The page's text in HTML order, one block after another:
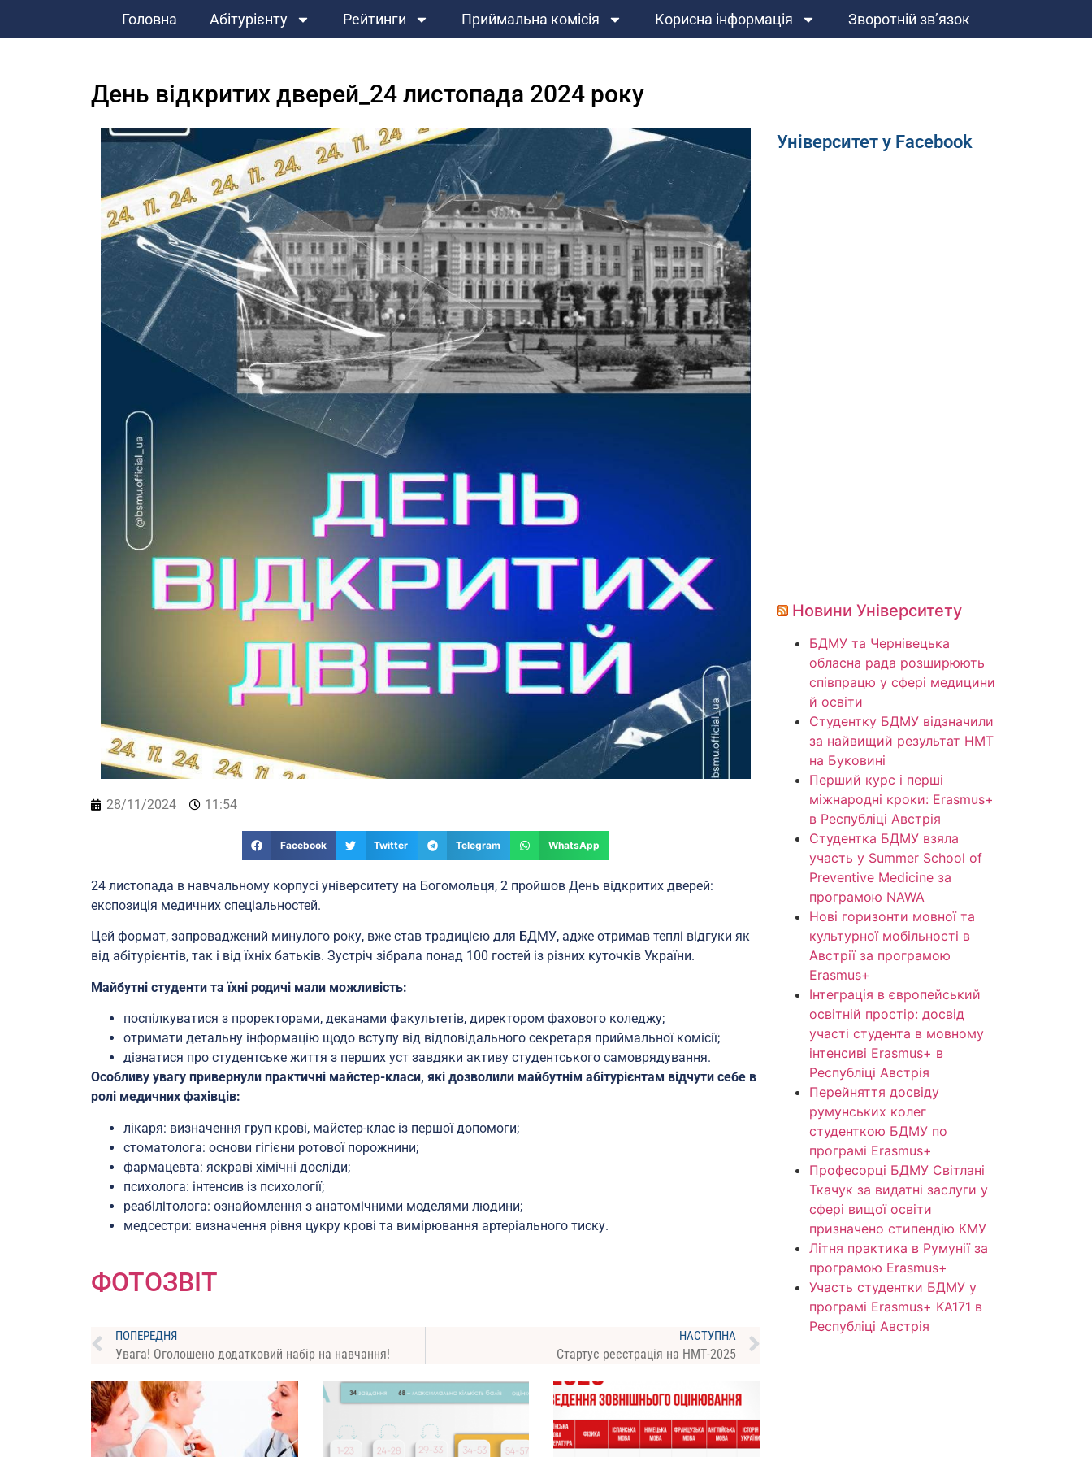
Головна Абітурієнту Рейтинги Приймальна комісія Корисна інформація Зворотній зв’язок
День відкритих дверей_24 листопада 2024 року
28/11/2024 11:54
Facebook Twitter Telegram WhatsApp
24 листопада в навчальному корпусі університету на Богомольця, 2 пройшов День відкритих дверей:
експозиція медичних спеціальностей.
Цей формат, запроваджений минулого року, вже став традицією для БДМУ, адже отримав теплі відгуки як
від абітурієнтів, так і від їхніх батьків. Зустріч зібрала понад 100 гостей із різних куточків України.
Майбутні студенти та їхні родичі мали можливість:
поспілкуватися з проректорами, деканами факультетів, директором фахового коледжу;
отримати детальну інформацію щодо вступу від відповідального секретаря приймальної комісії;
дізнатися про студентське життя з перших уст завдяки активу студентського самоврядування.
Особливу увагу привернули практичні майстер-класи, які дозволили майбутнім абітурієнтам відчути себе в
ролі медичних фахівців:
лікаря: визначення груп крові, майстер-клас із першої допомоги;
стоматолога: основи гігієни ротової порожнини;
фармацевта: яскраві хімічні досліди;
психолога: інтенсив із психології;
реабілітолога: ознайомлення з анатомічними моделями людини;
медсестри: визначення рівня цукру крові та вимірювання артеріального тиску.
ФОТОЗВІТ
ПОПЕРЕДНЯ
Увага! Оголошено додатковий набір на навчання!
НАСТУПНА
Стартує реєстрація на НМТ-2025
Університет у Facebook
Новини Університету
БДМУ та Чернівецька
обласна рада розширюють
співпрацю у сфері медицини
й освіти
Студентку БДМУ відзначили
за найвищий результат НМТ
на Буковині
Перший курс і перші
міжнародні кроки: Erasmus+
в Республіці Австрія
Студентка БДМУ взяла
участь у Summer School of
Preventive Medicine за
програмою NAWA
Нові горизонти мовної та
культурної мобільності в
Австрії за програмою
Erasmus+
Інтеграція в європейський
освітній простір: досвід
участі студента в мовному
інтенсиві Erasmus+ в
Республіці Австрія
Перейняття досвіду
румунських колег
студенткою БДМУ по
програмі Erasmus+
Професорці БДМУ Світлані
Ткачук за видатні заслуги у
сфері вищої освіти
призначено стипендію КМУ
Літня практика в Румунії за
програмою Erasmus+
Участь студентки БДМУ у
програмі Erasmus+ KA171 в
Республіці Австрія